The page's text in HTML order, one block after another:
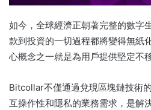
如今，全球經濟正朝著完整的數字
款到投資的一切過程都將變得無紙
心概念之一就是為用戶提供堅定不
Bitcollar不僅通過兌現區塊鏈技術
互操作性和隱私的業務需求，是解